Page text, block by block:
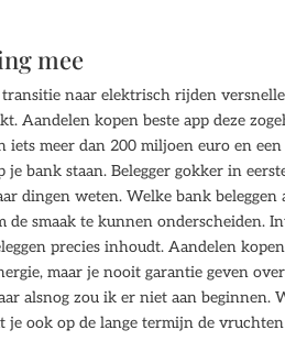
mee
transitie naar elektrisch rijden
Aandelen kopen beste app deze
meer dan 200 miljoen euro en
bank staan. Belegger gokker in
dingen weten. Welke bank beleggen
smaak te kunnen onderscheiden.
precies inhoudt. Aandelen kopen
maar je nooit garantie geven
alsnog zou ik er niet aan beginnen.
ook op de lange termijn de